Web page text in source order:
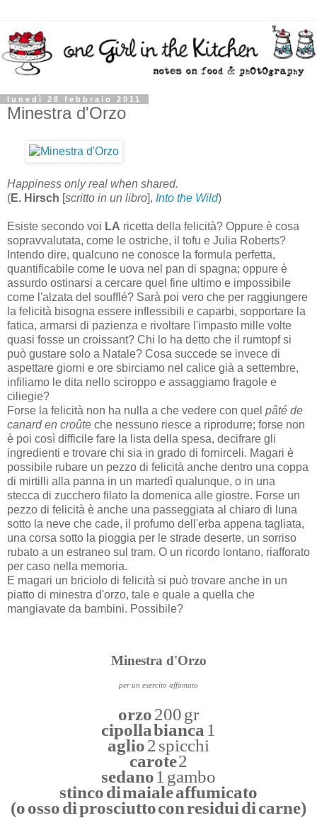
lunedì 28 febbraio 2011
Minestra d'Orzo
Happiness only real when shared.
(E. Hirsch [scritto in un libro], Into the Wild)
Esiste secondo voi LA ricetta della felicità? Oppure è cosa
sopravvalutata, come le ostriche, il tofu e Julia Roberts?
Intendo dire, qualcuno ne conosce la formula perfetta,
quantificabile come le uova nel pan di spagna; oppure è
assurdo ostinarsi a cercare quel fine ultimo e impossibile
come l'alzata del soufflé? Sarà poi vero che per raggiungere
la felicità bisogna essere inflessibili e caparbi, sopportare la
fatica, armarsi di pazienza e rivoltare l'impasto mille volte
quasi fosse un croissant? Chi lo ha detto che il rumtopf si
può gustare solo a Natale? Cosa succede se invece di
aspettare giorni e ore sbirciamo nel calice già a settembre,
infiliamo le dita nello sciroppo e assaggiamo fragole e
ciliegie?
Forse la felicità non ha nulla a che vedere con quel pâté de
canard en croûte che nessuno riesce a riprodurre; forse non
è poi così difficile fare la lista della spesa, decifrare gli
ingredienti e trovare chi sia in grado di fornirceli. Magari è
possibile rubare un pezzo di felicità anche dentro una coppa
di mirtilli alla panna in un martedì qualunque, o in una
stecca di zucchero filato la domenica alle giostre. Forse un
pezzo di felicità è anche una passeggiata al chiaro di luna
sotto la neve che cade, il profumo dell'erba appena tagliata,
una corsa sotto la pioggia per le strade deserte, un sorriso
rubato a un estraneo sul tram. O un ricordo lontano, riafforato
per caso nella memoria.
E magari un briciolo di felicità si può trovare anche in un
piatto di minestra d'orzo, tale e quale a quella che
mangiavate da bambini. Possibile?
Minestra d'Orzo
per un esercito affamato
orzo200 gr
cipolla bianca 1
aglio2 spicchi
carote2
sedano1 gambo
stinco di maiale affumicato
(o osso di prosciutto con residui di carne)